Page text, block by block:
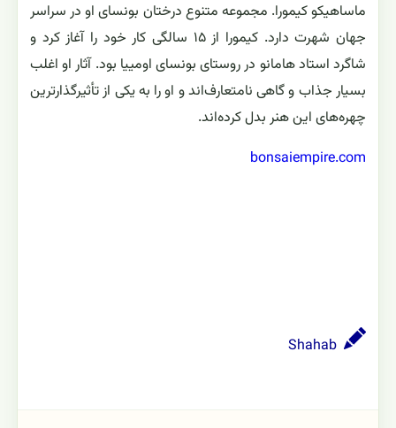
ماساهیکو کیمورا. مجموعه متنوع درختان بونسای او در سراسر
جهان شهرت دارد. کیمورا از ۱۵ سالگی کار خود را آغاز کرد و
شاگرد استاد هامانو در روستای بونسای اومییا بود. آثار او اغلب
بسیار جذاب و گاهی نامتعارف‌اند و او را به یکی از تأثیرگذارترین
چهره‌های این هنر بدل کرده‌اند.
bonsaiempire.com
Shahab